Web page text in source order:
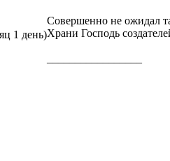
1 день)
Совершенно не ожидал
Храни Господь